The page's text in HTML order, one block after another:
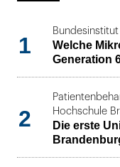
1
Welche
Generation
2
Hochschule
Die erste